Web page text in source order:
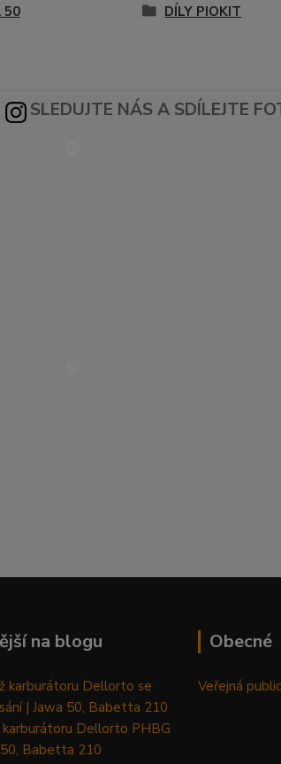
50 DÍLY PIOKIT
SLEDUJTE NÁS A SDÍLEJTE
na blogu
karburátoru Dellorto se
| Jawa 50, Babetta 210
karburátoru Dellorto PHBG
Babetta 210
Obecné
Veřejná